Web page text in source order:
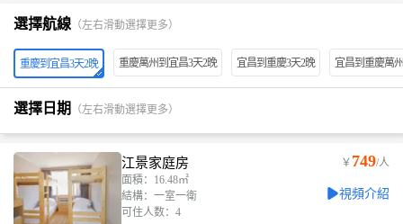
選擇航線 （左右滑動選擇更多）
重慶到宜昌3天2晚 重慶萬州到宜昌3天2晚 宜昌到重慶3天2晚 宜昌到重慶萬
選擇日期 （左右滑動選擇更多）
江景家庭房
面積：16.48㎡
結構：一室一衛
可住人数：4
￥ 749/人
視頻介紹